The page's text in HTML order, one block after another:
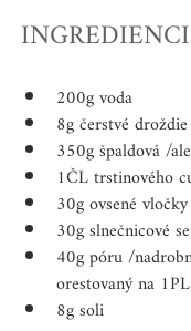
200g voda
8g čerstvé droždie
350g špaldová /
1ČL trstinového
30g ovsené vločky
30g slnečnicové
40g póru /
orestovaný na
8g soli